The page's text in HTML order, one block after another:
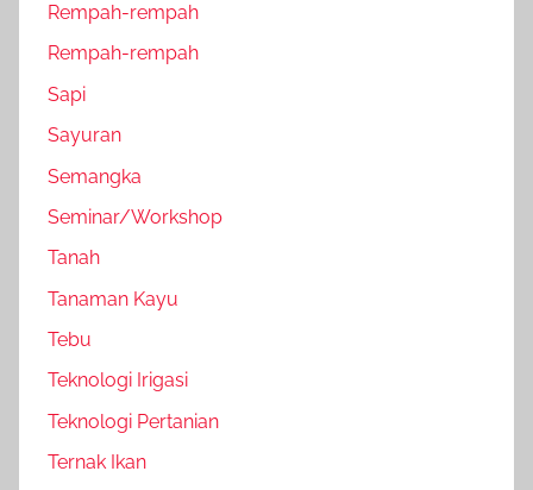
Rempah-rempah
Rempah-rempah
Sapi
Sayuran
Semangka
Seminar/Workshop
Tanah
Tanaman Kayu
Tebu
Teknologi Irigasi
Teknologi Pertanian
Ternak Ikan